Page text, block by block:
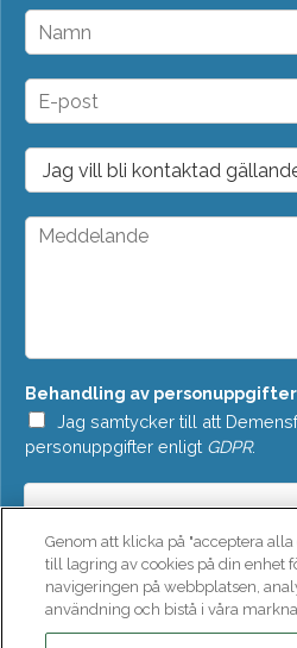
N
m
n
E
p
o
t
*
D
o
p
M
a
d
e
*
Behandling av personuppgifter
Jag samtycker till att
personuppgifter enligt GDPR.
Genom att klicka på "acceptera
till lagring av cookies på din enhet
navigeringen på webbplatsen,
användning och bistå i våra